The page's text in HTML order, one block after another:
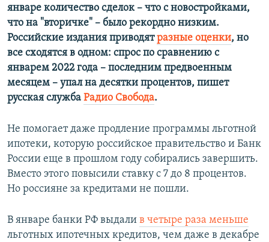
январе количество сделок – что с новостройками,
что на "вторичке" – было рекордно низким.
Российские издания приводятразные оценки, но
все сходятся в одном: спрос по сравнению с
январем 2022 года – последним предвоенным
месяцем – упал на десятки процентов, пишет
русская служба Радио Свобода.
Не помогает даже продление программы льготной
ипотеки, которую российское правительство и Банк
России еще в прошлом году собирались завершить.
Вместо этого повысили ставку с 7 до 8 процентов.
Но россияне за кредитами не пошли.
В январе банки РФ выдали в четыре раза меньше
льготных ипотечных кредитов, чем даже в декабре